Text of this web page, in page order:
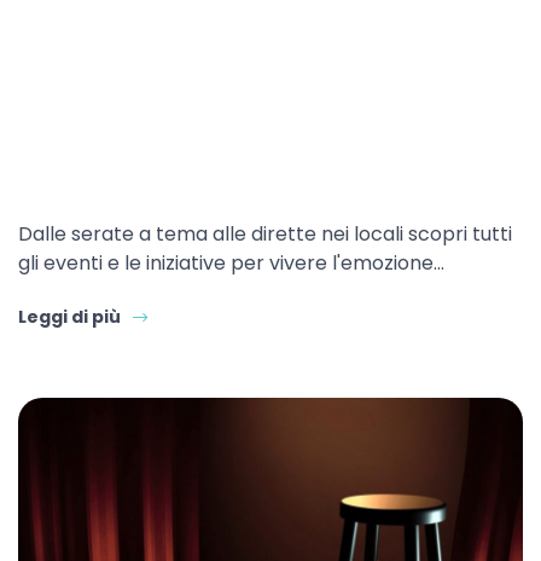
Dalle serate a tema alle dirette nei locali scopri tutti
gli eventi e le iniziative per vivere l'emozione…
Leggi di più